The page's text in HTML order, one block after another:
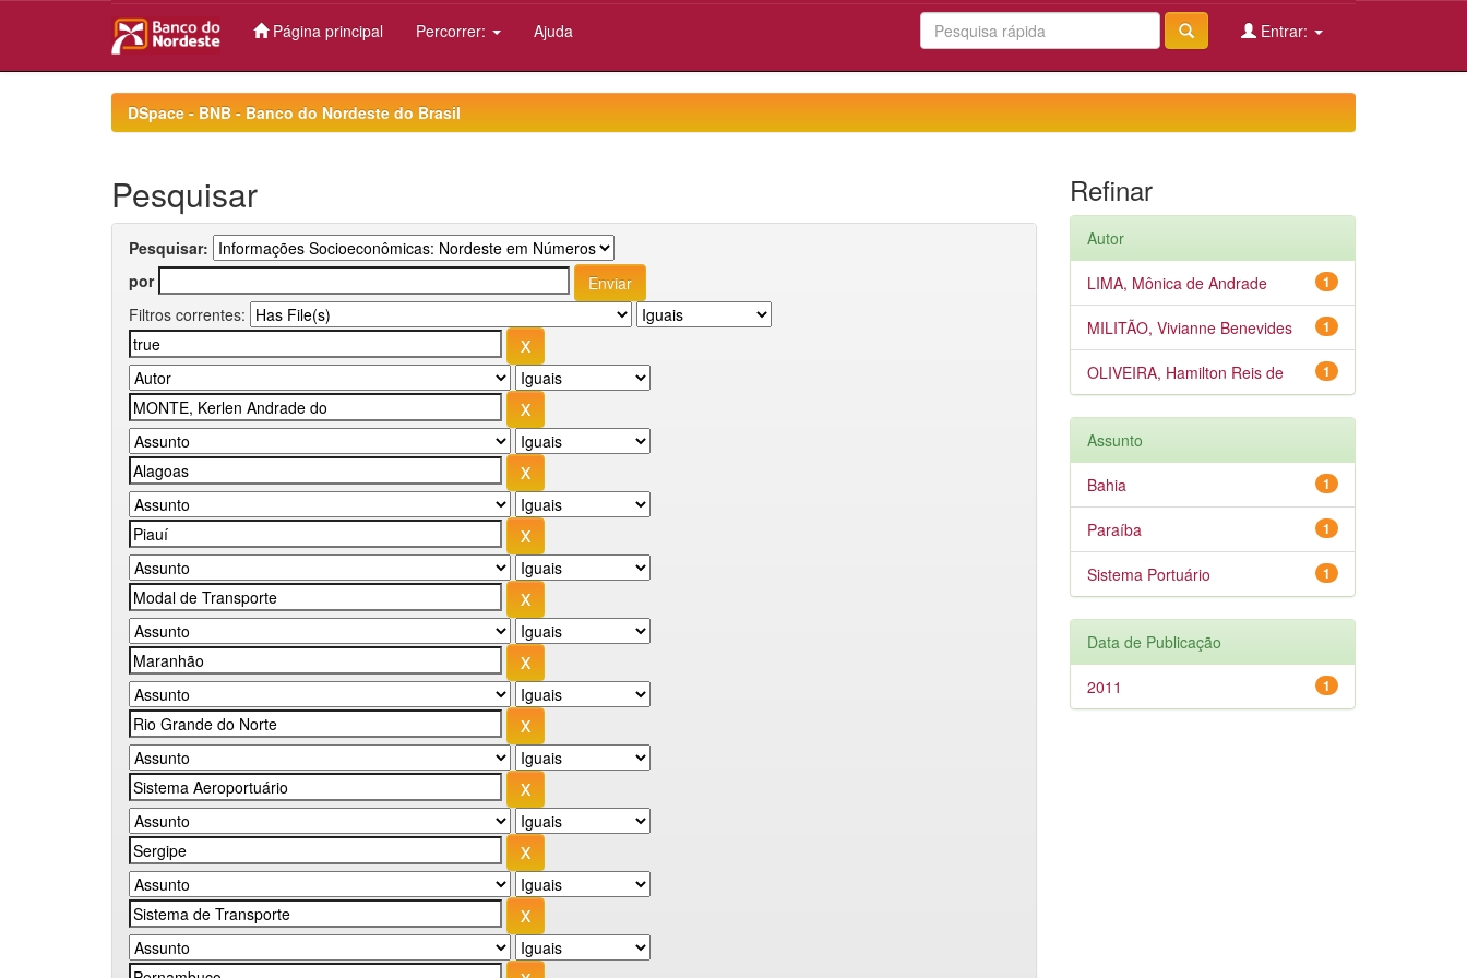
Página principal Percorrer: Ajuda Entrar:
DSpace - BNB - Banco do Nordeste do Brasil
Pesquisar
Pesquisar:
por
Filtros correntes:
Refinar
Autor
1
LIMA, Mônica de Andrade
1
MILITÃO, Vivianne Benevides
1
OLIVEIRA, Hamilton Reis de
Assunto
1
Bahia
1
Paraíba
1
Sistema Portuário
Data de Publicação
1
2011